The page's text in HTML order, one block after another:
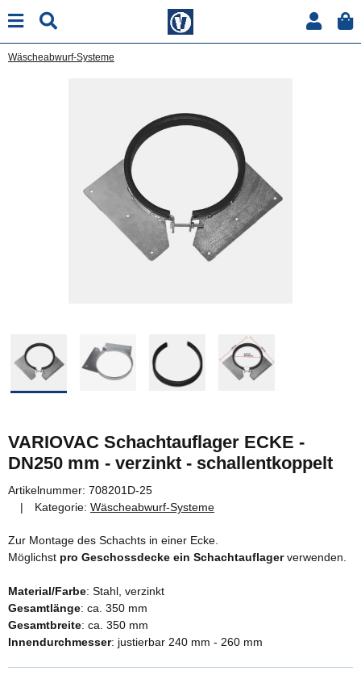
Wäscheabwurf-Systeme
VARIOVAC Schachtauflager ECKE -
DN250 mm - verzinkt - schallentkoppelt
Artikelnummer: 708201D-25
Kategorie: Wäscheabwurf-Systeme
Zur Montage des Schachts in einer Ecke.
Möglichst pro Geschossdecke ein Schachtauflagerverwenden.
Material/Farbe: Stahl, verzinkt
Gesamtlänge: ca. 350 mm
Gesamtbreite: ca. 350 mm
Innendurchmesser: justierbar 240 mm - 260 mm